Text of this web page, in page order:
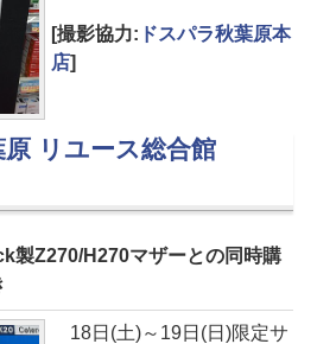
[撮影協力: ドスパラ秋葉原本
店]
リユース総合館
製Z270/H270マザーとの同時購
18日(土)～19日(日)限定サ